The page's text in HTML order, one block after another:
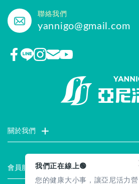
聯絡我們
yannigo@gmail.com
關於我們
會員服務我們正在線上🟢
您的健康大小事，讓亞尼活力營